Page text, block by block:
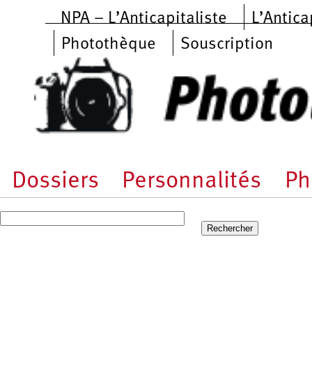
Aller au contenu principal
NPA – L’Anticapitaliste
Photothèque
Souscription
Dossiers Personnalités